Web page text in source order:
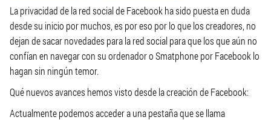
La privacidad de la red social de Facebook ha sido puesta en duda
desde su inicio por muchos, es por eso por lo que los creadores, no
dejan de sacar novedades para la red social para que los que aún no
confían en navegar con su ordenador o Smatphone por Facebook lo
hagan sin ningún temor.
Qué nuevos avances hemos visto desde la creación de Facebook:
Actualmente podemos acceder a una pestaña que se llama